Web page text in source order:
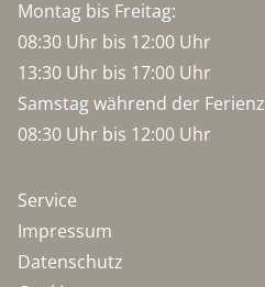
Montag bis Freitag:
08:30 Uhr bis 12:00 Uhr
13:30 Uhr bis 17:00 Uhr
Samstag während der
08:30 Uhr bis 12:00 Uhr
Service
Impressum
Datenschutz